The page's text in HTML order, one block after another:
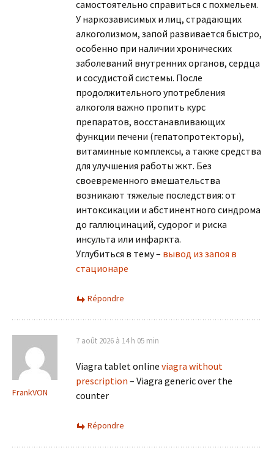
самостоятельно справиться с похмельем.
У наркозависимых и лиц, страдающих
алкоголизмом, запой развивается быстро,
особенно при наличии хронических
заболеваний внутренних органов, сердца
и сосудистой системы. После
продолжительного употребления
алкоголя важно пропить курс
препаратов, восстанавливающих
функции печени (гепатопротекторы),
витаминные комплексы, а также средства
для улучшения работы жкт. Без
своевременного вмешательства
возникают тяжелые последствия: от
интоксикации и абстинентного синдрома
до галлюцинаций, судорог и риска
инсульта или инфаркта.
Углубиться в тему – вывод из запоя в
стационаре
Répondre
FrankVON
7 août 2026 à 14 h 05 min
Viagra tablet online viagra without
prescription – Viagra generic over the
counter
Répondre